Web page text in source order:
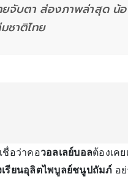
จับตา ส่องภาพล่าสุด น้
ชาติไทย
ชื่อว่าคอวอลเลย์บอลต้องเค
เรียนอุลิตไพบูลย์ชนูปถัมภ์ อ